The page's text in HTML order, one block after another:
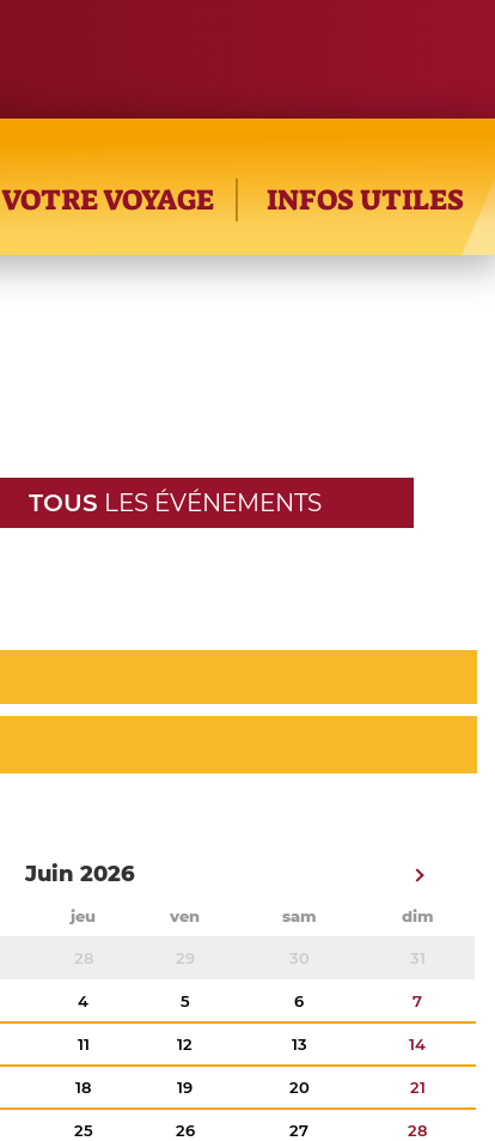
VOTRE VOYAGE INFOS UTILES
TOUS LES ÉVÉNEMENTS
Juin 2026
jeu ven sam dim
28 29 30 31
4 5 6 7
11 12 13 14
18 19 20 21
25 26 27 28